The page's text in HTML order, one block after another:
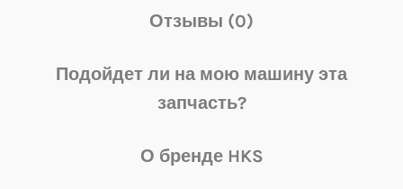
Отзывы (0)
Подойдет ли на мою машину эта
запчасть?
О бренде HKS